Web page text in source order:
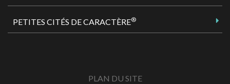
PETITES CITÉS DE CARACTÈRE®
PLAN DU SITE